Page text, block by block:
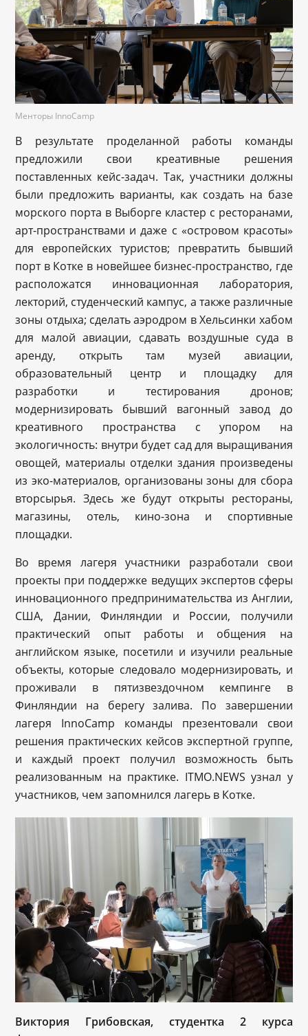
Менторы InnoCamp
В результате проделанной работы команды
предложили свои креативные решения
поставленных кейс-задач. Так, участники должны
были предложить варианты, как создать на базе
морского порта в Выборге кластер с ресторанами,
арт-пространствами и даже с «островом красоты»
для европейских туристов; превратить бывший
порт в Котке в новейшее бизнес-пространство, где
расположатся инновационная лаборатория,
лекторий, студенческий кампус, а также различные
зоны отдыха; сделать аэродром в Хельсинки хабом
для малой авиации, сдавать воздушные суда в
аренду, открыть там музей авиации,
образовательный центр и площадку для
разработки и тестирования дронов;
модернизировать бывший вагонный завод до
креативного пространства с упором на
экологичность: внутри будет сад для выращивания
овощей, материалы отделки здания произведены
из эко-материалов, организованы зоны для сбора
вторсырья. Здесь же будут открыты рестораны,
магазины, отель, кино-зона и спортивные
площадки.
Во время лагеря участники разработали свои
проекты при поддержке ведущих экспертов сферы
инновационного предпринимательства из Англии,
США, Дании, Финляндии и России, получили
практический опыт работы и общения на
английском языке, посетили и изучили реальные
объекты, которые следовало модернизировать, и
проживали в пятизвездочном кемпинге в
Финляндии на берегу залива. По завершении
лагеря InnoCamp команды презентовали свои
решения практических кейсов экспертной группе,
и каждый проект получил возможность быть
реализованным на практике. ITMO.NEWS узнал у
участников, чем запомнился лагерь в Котке.
Виктория Грибовская, студентка 2 курса